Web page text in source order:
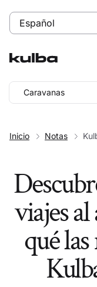
Caravanas
Inicio Notas
viajes
qué